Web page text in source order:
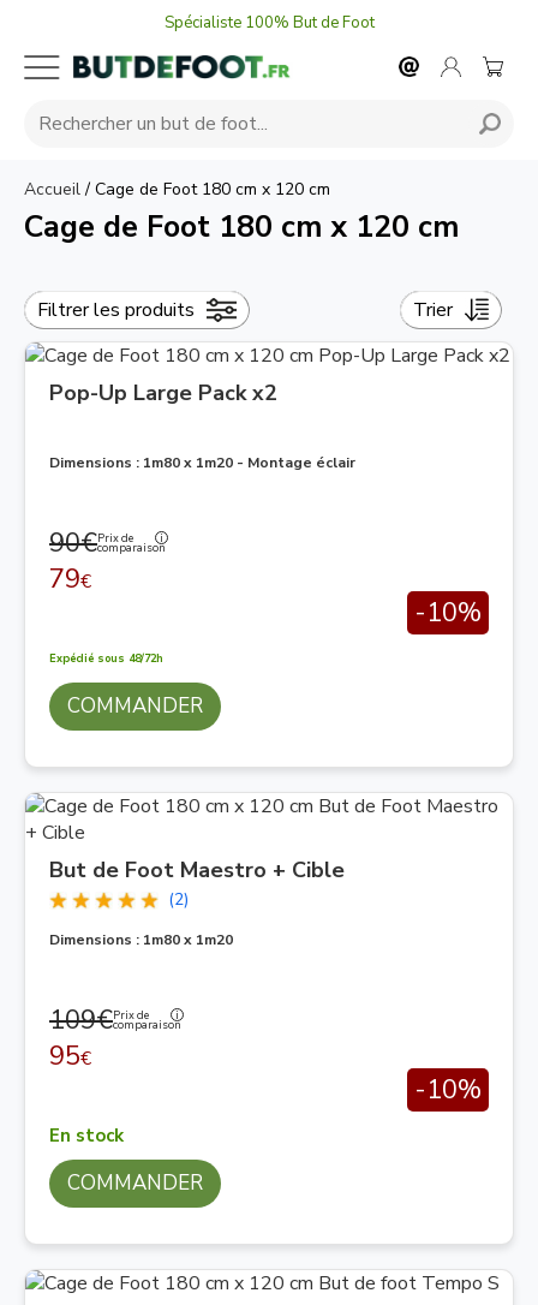
Spécialiste 100% But de Foot
Accueil/ Cage de Foot 180 cm x 120 cm
Cage de Foot 180 cm x 120 cm
Filtrer les produits Trier
Pop-Up Large Pack x2
Dimensions : 1m80 x 1m20 - Montage éclair
90€Prix de
comparaison
79€
-10%
Expédié sous 48/72h
COMMANDER
But de Foot Maestro + Cible
(2)
Dimensions : 1m80 x 1m20
109€Prix de
comparaison
95€
-10%
En stock
COMMANDER